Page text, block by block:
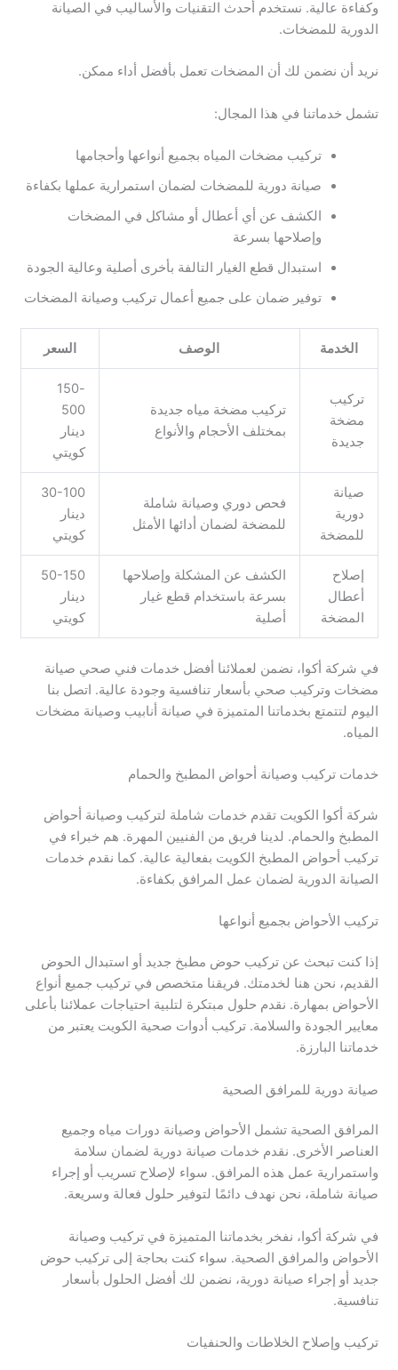
وكفاءة عالية. نستخدم أحدث التقنيات والأساليب في الصيانة
الدورية للمضخات.
نريد أن نضمن لك أن المضخات تعمل بأفضل أداء ممكن.
تشمل خدماتنا في هذا المجال:
تركيب مضخات المياه بجميع أنواعها وأحجامها
صيانة دورية للمضخات لضمان استمرارية عملها بكفاءة
الكشف عن أي أعطال أو مشاكل في المضخات
وإصلاحها بسرعة
استبدال قطع الغيار التالفة بأخرى أصلية وعالية الجودة
توفير ضمان على جميع أعمال تركيب وصيانة المضخات
الخدمة الوصف السعر
تركيب
مضخة
جديدة
تركيب مضخة مياه جديدة
بمختلف الأحجام والأنواع
150-
500
دينار
كويتي
صيانة
دورية
للمضخة
فحص دوري وصيانة شاملة
للمضخة لضمان أدائها الأمثل
30-100
دينار
كويتي
إصلاح
أعطال
المضخة
الكشف عن المشكلة وإصلاحها
بسرعة باستخدام قطع غيار
أصلية
50-150
دينار
كويتي
في شركة أكوا، نضمن لعملائنا أفضل خدمات فني صحي صيانة
مضخات وتركيب صحي بأسعار تنافسية وجودة عالية. اتصل بنا
اليوم لتتمتع بخدماتنا المتميزة في صيانة أنابيب وصيانة مضخات
المياه.
خدمات تركيب وصيانة أحواض المطبخ والحمام
شركة أكوا الكويت تقدم خدمات شاملة لتركيب وصيانة أحواض
المطبخ والحمام. لدينا فريق من الفنيين المهرة. هم خبراء في
تركيب أحواض المطبخ الكويت بفعالية عالية. كما نقدم خدمات
الصيانة الدورية لضمان عمل المرافق بكفاءة.
تركيب الأحواض بجميع أنواعها
إذا كنت تبحث عن تركيب حوض مطبخ جديد أو استبدال الحوض
القديم، نحن هنا لخدمتك. فريقنا متخصص في تركيب جميع أنواع
الأحواض بمهارة. نقدم حلول مبتكرة لتلبية احتياجات عملائنا بأعلى
معايير الجودة والسلامة. تركيب أدوات صحية الكويت يعتبر من
خدماتنا البارزة.
صيانة دورية للمرافق الصحية
المرافق الصحية تشمل الأحواض وصيانة دورات مياه وجميع
العناصر الأخرى. نقدم خدمات صيانة دورية لضمان سلامة
واستمرارية عمل هذه المرافق. سواء لإصلاح تسريب أو إجراء
صيانة شاملة، نحن نهدف دائمًا لتوفير حلول فعالة وسريعة.
في شركة أكوا، نفخر بخدماتنا المتميزة في تركيب وصيانة
الأحواض والمرافق الصحية. سواء كنت بحاجة إلى تركيب حوض
جديد أو إجراء صيانة دورية، نضمن لك أفضل الحلول بأسعار
تنافسية.
تركيب وإصلاح الخلاطات والحنفيات